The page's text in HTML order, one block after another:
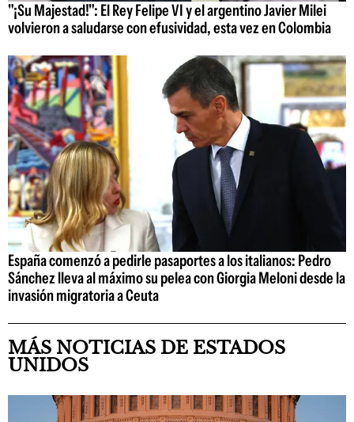
"¡Su Majestad!": El Rey Felipe VI y el argentino Javier Milei
volvieron a saludarse con efusividad, esta vez en Colombia
España comenzó a pedirle pasaportes a los italianos: Pedro
Sánchez lleva al máximo su pelea con Giorgia Meloni desde la
invasión migratoria a Ceuta
MÁS NOTICIAS DE ESTADOS
UNIDOS